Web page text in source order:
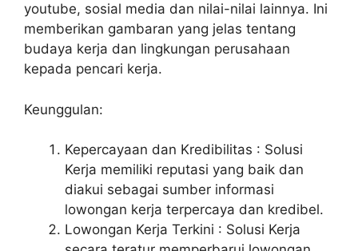
youtube, sosial media dan nilai-nilai lainnya. Ini
memberikan gambaran yang jelas tentang
budaya kerja dan lingkungan perusahaan
kepada pencari kerja.
Keunggulan:
Kepercayaan dan Kredibilitas : Solusi
Kerja memiliki reputasi yang baik dan
diakui sebagai sumber informasi
lowongan kerja terpercaya dan kredibel.
Lowongan Kerja Terkini : Solusi Kerja